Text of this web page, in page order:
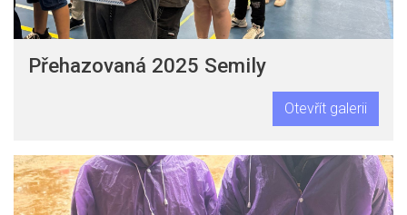
Přehazovaná 2025 Semily
Otevřít galerii